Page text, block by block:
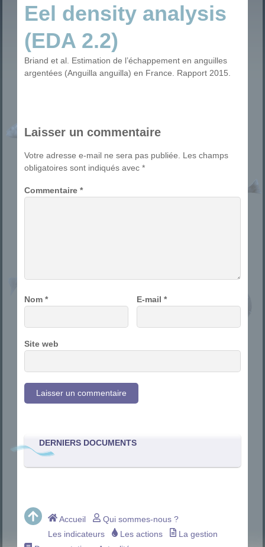
Eel density analysis
(EDA 2.2)
Briand et al. Estimation de l’échappement en anguilles
argentées (Anguilla anguilla) en France. Rapport 2015.
Laisser un commentaire
Votre adresse e-mail ne sera pas publiée.
Les champs
obligatoires sont indiqués avec*
Commentaire*
Nom* E-mail*
Site web
DERNIERS DOCUMENTS
Accueil
Qui sommes-nous ?
Les indicateurs
Les actions
La gestion